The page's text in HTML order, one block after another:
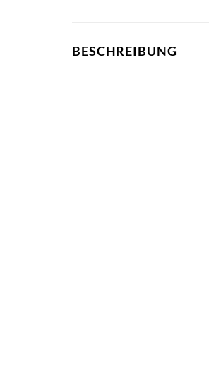
BESCHREIBUNG